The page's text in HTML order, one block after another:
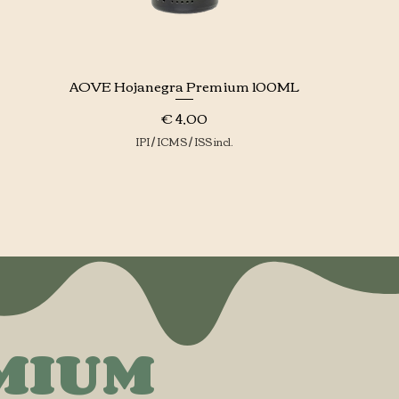
Visualização rápida
AOVE Hojanegra Premium 100ML
Preço
€ 4,00
IPI / ICMS / ISS incl.